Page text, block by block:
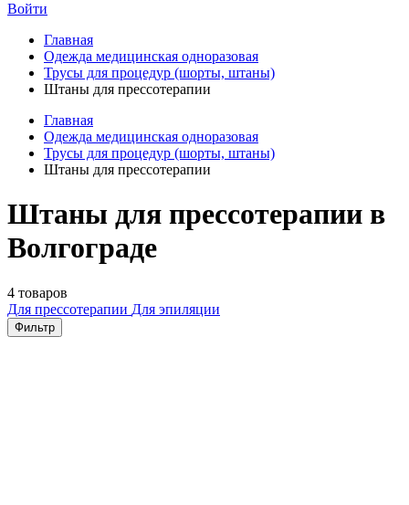
Войти
Главная
Одежда медицинская одноразовая
Трусы для процедур (шорты, штаны)
Штаны для прессотерапии
Главная
Одежда медицинская одноразовая
Трусы для процедур (шорты, штаны)
Штаны для прессотерапии
Штаны для прессотерапии в
Волгограде
4 товаров
Для прессотерапии Для эпиляции
Фильтр